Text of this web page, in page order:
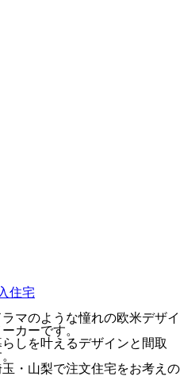
マのような憧れの欧米デザイ
カーです。
しを叶えるデザインと間取
・山梨で注文住宅をお考えの